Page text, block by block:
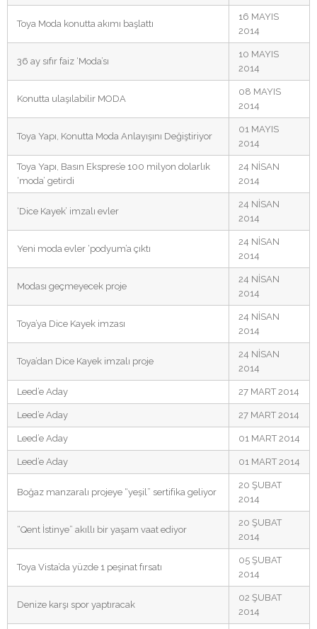
Toya Moda konutta akımı başlattı
16 MAYIS
2014
36 ay sıfır faiz ‘Moda’sı
10 MAYIS
2014
Konutta ulaşılabilir MODA
08 MAYIS
2014
Toya Yapı, Konutta Moda Anlayışını Değiştiriyor
01 MAYIS
2014
Toya Yapı, Basın Ekspres’e 100 milyon dolarlık
‘moda’ getirdi
24 NİSAN
2014
‘Dice Kayek’ imzalı evler
24 NİSAN
2014
Yeni moda evler ‘podyum’a çıktı
24 NİSAN
2014
Modası geçmeyecek proje
24 NİSAN
2014
Toya’ya Dice Kayek imzası
24 NİSAN
2014
Toya’dan Dice Kayek imzalı proje
24 NİSAN
2014
Leed’e Aday 27 MART 2014
Leed’e Aday 27 MART 2014
Leed’e Aday 01 MART 2014
Leed’e Aday 01 MART 2014
Boğaz manzaralı projeye “yeşil” sertifika geliyor
20 ŞUBAT
2014
“Qent İstinye” akıllı bir yaşam vaat ediyor
20 ŞUBAT
2014
Toya Vista’da yüzde 1 peşinat fırsatı
05 ŞUBAT
2014
Denize karşı spor yaptıracak
02 ŞUBAT
2014